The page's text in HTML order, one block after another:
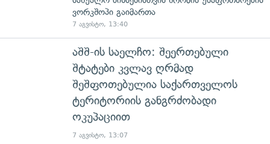
ვორკშოპი გაიმართა
7 აგვისტო, 13:40
აშშ-ის საელჩო: შეერთებული
შტატები კვლავ ღრმად
შეშფოთებულია საქართველოს
ტერიტორიის განგრძობადი
ოკუპაციით
7 აგვისტო, 13:07